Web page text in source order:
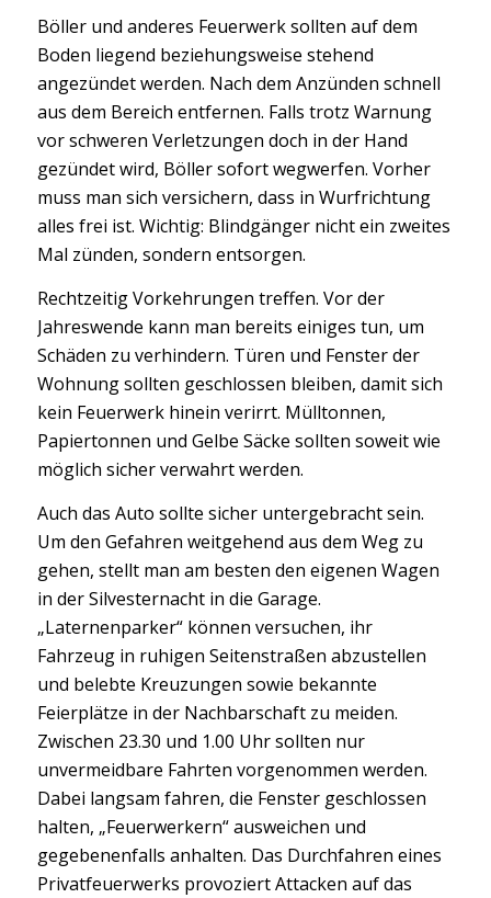
Böller und anderes Feuerwerk sollten auf dem
Boden liegend beziehungsweise stehend
angezündet werden. Nach dem Anzünden schnell
aus dem Bereich entfernen. Falls trotz Warnung
vor schweren Verletzungen doch in der Hand
gezündet wird, Böller sofort wegwerfen. Vorher
muss man sich versichern, dass in Wurfrichtung
alles frei ist. Wichtig: Blindgänger nicht ein zweites
Mal zünden, sondern entsorgen.
Rechtzeitig Vorkehrungen treffen. Vor der
Jahreswende kann man bereits einiges tun, um
Schäden zu verhindern. Türen und Fenster der
Wohnung sollten geschlossen bleiben, damit sich
kein Feuerwerk hinein verirrt. Mülltonnen,
Papiertonnen und Gelbe Säcke sollten soweit wie
möglich sicher verwahrt werden.
Auch das Auto sollte sicher untergebracht sein.
Um den Gefahren weitgehend aus dem Weg zu
gehen, stellt man am besten den eigenen Wagen
in der Silvesternacht in die Garage.
„Laternenparker“ können versuchen, ihr
Fahrzeug in ruhigen Seitenstraßen abzustellen
und belebte Kreuzungen sowie bekannte
Feierplätze in der Nachbarschaft zu meiden.
Zwischen 23.30 und 1.00 Uhr sollten nur
unvermeidbare Fahrten vorgenommen werden.
Dabei langsam fahren, die Fenster geschlossen
halten, „Feuerwerkern“ ausweichen und
gegebenenfalls anhalten. Das Durchfahren eines
Privatfeuerwerks provoziert Attacken auf das